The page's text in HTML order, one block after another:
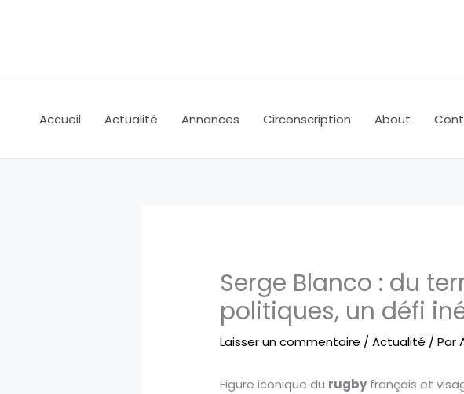
Accueil Actualité Annonces Circonscription About
Serge Blanco : du
politiques, un défi
Laisser un commentaire /Actualité / Par
Figure iconique du rugbyfrançais et